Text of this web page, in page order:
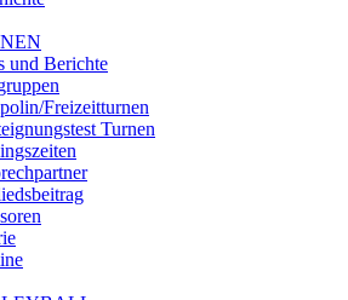
und Berichte
Freizeitturnen
Turnen